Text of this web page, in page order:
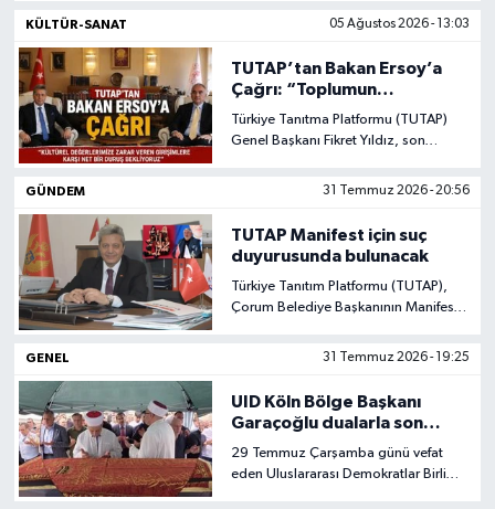
KÜLTÜR-SANAT 05 Ağustos 2026 - 13:03
TUTAP’tan Bakan Ersoy’a
Çağrı: “Toplumun
Hassasiyetlerine Daha
Güçlü Sahip Çıkılmalı”
Türkiye Tanıtma Platformu (TUTAP)
Genel Başkanı Fikret Yıldız, son
zarar verdiğini savunduğu bazı
bulunarak, Kültür ve Turizm Bakanı
Mehmet Nuri Ersoy’a çağrıda
bulundu.
GÜNDEM 31 Temmuz 2026 - 20:56
TUTAP Manifest için suç
duyurusunda bulunacak
Türkiye Tanıtım Platformu (TUTAP),
Çorum Belediye Başkanının Manifest
tartışmalara ilişkin açıklama yaptı.
GENEL 31 Temmuz 2026 - 19:25
UID Köln Bölge Başkanı
Garaçoğlu dualarla son
yolculuğuna uğurlandı
29 Temmuz Çarşamba günü vefat
eden Uluslararası Demokratlar Birliği
Haberde İnsan
Kültür-Sanat
Podcast
Politika
Siyaset
Spor